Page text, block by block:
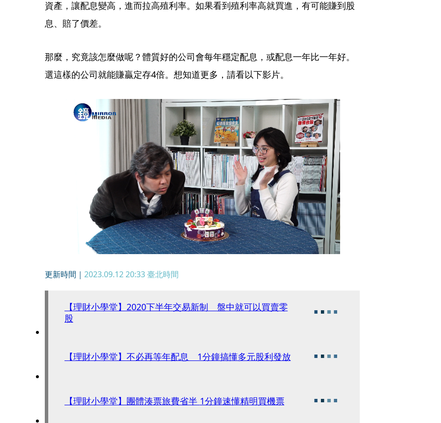
資產，讓配息變高，進而拉高殖利率。如果看到殖利率高就買進，有可能賺到股
息、賠了價差。
那麼，究竟該怎麼做呢？體質好的公司會每年穩定配息，或配息一年比一年好。
選這樣的公司就能賺贏定存4倍。想知道更多，請看以下影片。
更新時間｜ 2023.09.12 20:33臺北時間
【理財小學堂】2020下半年交易新制 盤中就可以買賣零
股
【理財小學堂】不必再等年配息 1分鐘搞懂多元股利發放
【理財小學堂】團體湊票旅費省半 1分鐘速懂精明買機票